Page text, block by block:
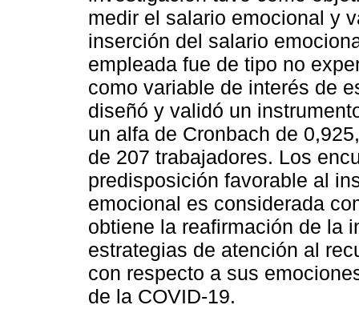
medir el salario emocional y
inserción del salario
empleada fue de tipo no
como variable de interés de
diseñó y validó un
un alfa de Cronbach de
de 207 trabajadores. Los
predisposición favorable al
emocional es considerada
obtiene la reafirmación de la
estrategias de atención al
con respecto a sus
de la COVID-19.